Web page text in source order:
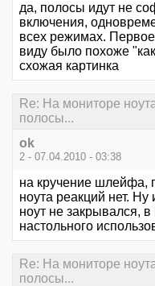
да, полосы идут не
включения,
всех режимах.
виду было похоже
схожая картинка
Re: На мониторе
полосы...
ok
2 - 07.04.2010 - 03:38
на кручение шлейфа,
ноута реакций нет.
ноут не закрывался,
настольного
Re: На мониторе
полосы...